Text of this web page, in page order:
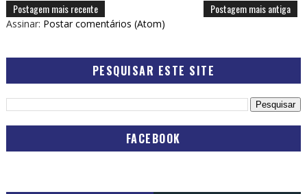
Postagem mais recente Postagem mais antiga
Assinar: Postar comentários (Atom)
PESQUISAR ESTE SITE
FACEBOOK